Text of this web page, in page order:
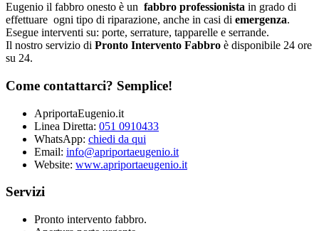
Eugenio il fabbro onesto è un fabbro professionista in grado di
effettuare ogni tipo di riparazione, anche in casi di emergenza.
Esegue interventi su: porte, serrature, tapparelle e serrande.
Il nostro servizio di Pronto Intervento Fabbro è disponibile 24 ore
su 24.
Come contattarci? Semplice!
ApriportaEugenio.it
Linea Diretta: 051 0910433
WhatsApp: chiedi da qui
Email: info@apriportaeugenio.it
Website: www.apriportaeugenio.it
Servizi
Pronto intervento fabbro.